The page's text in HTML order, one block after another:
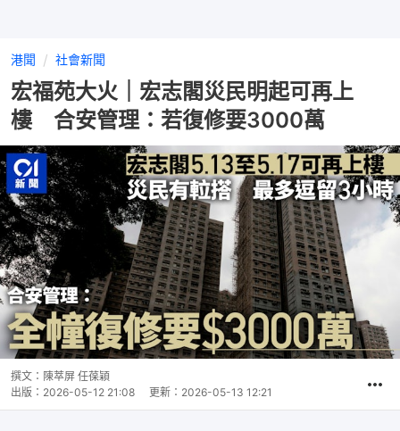
港聞 社會新聞
宏福苑大火｜宏志閣災民明起可再上
樓 合安管理：若復修要3000萬
撰文： 陳萃屏 任葆穎
出版： 2026-05-12 21:08 更新： 2026-05-13 12:21